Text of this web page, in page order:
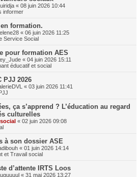
« 08 juin 2026 10:44
informer
formation.
« 06 juin 2026 11:25
Service Social
pour formation AES
« 04 juin 2026 15:11
éducatif et social
PJJ 2026
« 03 juin 2026 11:41
ça s’apprend ? L’éducation au regard
culturelles
« 02 juin 2026 09:08
à son dossier ASE
« 01 juin 2026 14:14
et Travail social
d’attente IRTS Loos
« 31 mai 2026 13:27